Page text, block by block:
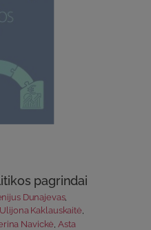
pagrindai
Dunajevas,
Ulijona Kaklauskaitė,
Navickė Asta